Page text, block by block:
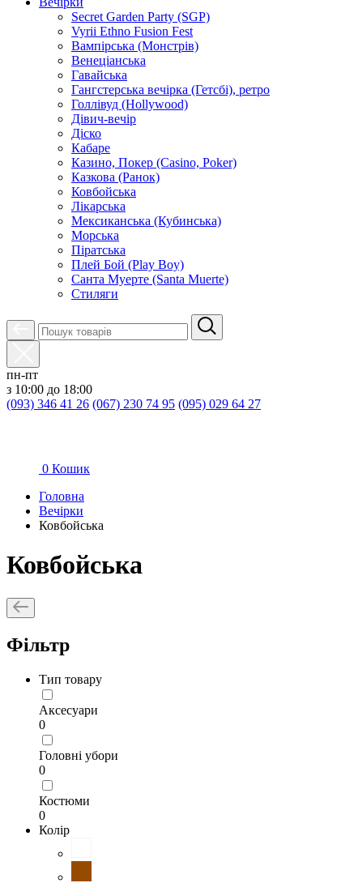
Secret Garden Party (SGP)
Vyrii Ethno Fusion Fest
Вампірська (Монстрів)
Венеціанська
Гавайська
Гангстерська вечірка (Гетсбі), ретро
Голлівуд (Hollywood)
Дівич-вечір
Діско
Кабаре
Казино, Покер (Casino, Poker)
Казкова (Ранок)
Ковбойська
Лікарська
Мексиканська (Кубинська)
Морська
Піратська
Плей Бой (Play Boy)
Санта Муерте (Santa Muerte)
Стиляги
пн-пт
з 10:00 до 18:00
(093) 346 41 26 (067) 230 74 95 (095) 029 64 27
0 Кошик
Головна
Вечірки
Ковбойська
Ковбойська
Фільтр
Тип товару
Аксесуари
0
Головні убори
0
Костюми
0
Колір